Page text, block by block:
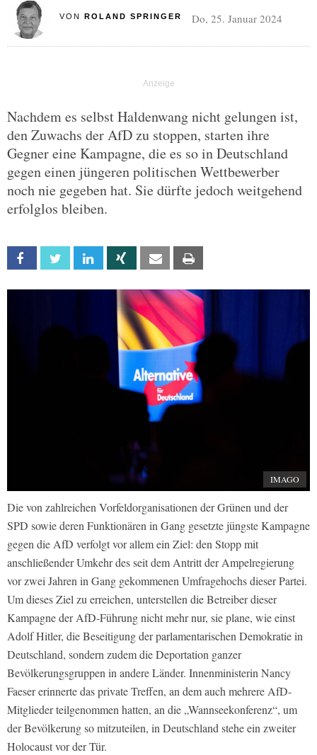
VON ROLAND SPRINGER Do, 25. Januar 2024
Nachdem es selbst Haldenwang nicht gelungen ist,
den Zuwachs der AfD zu stoppen, starten ihre
Gegner eine Kampagne, die es so in Deutschland
gegen einen jüngeren politischen Wettbewerber
noch nie gegeben hat. Sie dürfte jedoch weitgehend
erfolglos bleiben.
Facebook Twitter Linkedin Xing Email
IMAGO
Die von zahlreichen Vorfeldorganisationen der Grünen und der
SPD sowie deren Funktionären in Gang gesetzte jüngste Kampagne
gegen die AfD verfolgt vor allem ein Ziel: den Stopp mit
anschließender Umkehr des seit dem Antritt der Ampelregierung
vor zwei Jahren in Gang gekommenen Umfragehochs dieser Partei.
Um dieses Ziel zu erreichen, unterstellen die Betreiber dieser
Kampagne der AfD-Führung nicht mehr nur, sie plane, wie einst
Adolf Hitler, die Beseitigung der parlamentarischen Demokratie in
Deutschland, sondern zudem die Deportation ganzer
Bevölkerungsgruppen in andere Länder. Innenministerin Nancy
Faeser erinnerte das private Treffen, an dem auch mehrere AfD-
Mitglieder teilgenommen hatten, an die „Wannseekonferenz“, um
der Bevölkerung so mitzuteilen, in Deutschland stehe ein zweiter
Holocaust vor der Tür.